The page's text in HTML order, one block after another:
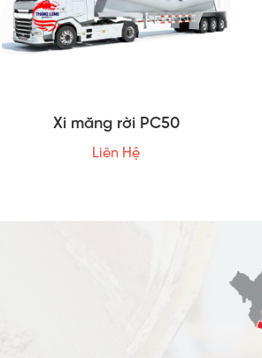
Xi măng rời PC50
Liên Hệ